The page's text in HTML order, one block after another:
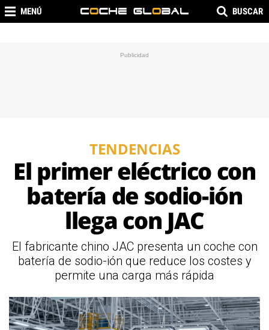
MENÚ BUSCAR
TENDENCIAS
El primer eléctrico con
batería de sodio-ión
llega con JAC
El fabricante chino JAC presenta un coche con
batería de sodio-ión que reduce los costes y
permite una carga más rápida